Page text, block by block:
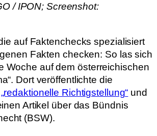
/ IPON; Screenshot:
auf Faktenchecks spezialisiert
Fakten checken: So las sich
Woche auf dem österreichischen
Dort veröffentlichte die
„redaktionelle Richtigstellung“ und
Artikel über das Bündnis
(BSW).